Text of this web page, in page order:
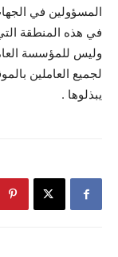
المسؤولين في
في هذه المنطقة
وليس للمؤسسة
لجميع العاملين
يبذلوها .